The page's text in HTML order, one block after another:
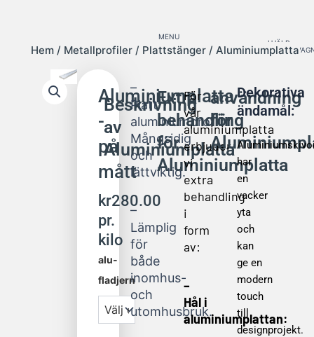
Hem / Metallprofiler / Plattstänger / Aluminiumplatta
Aluminiumplatta
-
på
mått
kr280.00
pr.
kilo
alu-
fladjern
Aluminiumplatta
Beskrivning
av
Aluminiumplatta
–
Platt
aluminiumprofil:
Mångsidig
och
lättviktig.
–
Lämplig
för
både
inomhus-
och
utomhusbruk.
Extra
behandling
för
Aluminiumplatta
För
vår
aluminiumplatta
erbjuder
vi
extra
behandling
i
form
av:
–
Hål i
aluminiumplattan:
användning
för
Dekorativa
ändamål:
–
har
en
vacker
yta
och
kan
ge en
modern
touch
till
designprojekt.